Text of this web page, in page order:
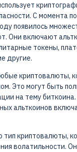
С момента
появилось
Они включают
токены,
другие.
криптовалюты,
Это могут быть
на тему
альткоинов
тип криптовалюты,
волатильности.